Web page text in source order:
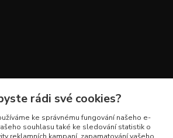
rádi své cookies?
ke správnému fungování našeho e-
souhlasu také ke sledování statistik o